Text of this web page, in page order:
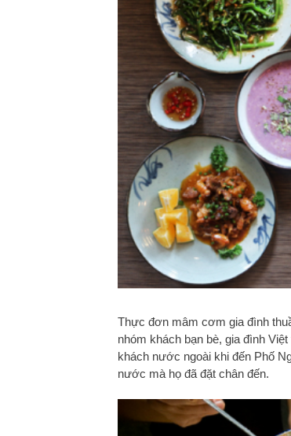
Thực đơn mâm cơm gia đình
nhóm khách bạn bè, gia đình
khách nước ngoài khi đến Phố
nước mà họ đã đặt chân đến.